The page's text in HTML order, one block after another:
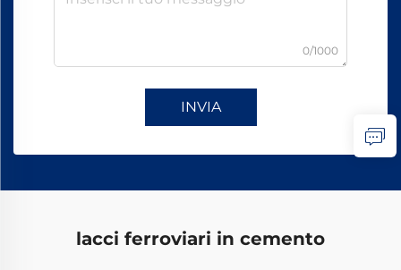
0/1000
INVIA
lacci ferroviari in cemento